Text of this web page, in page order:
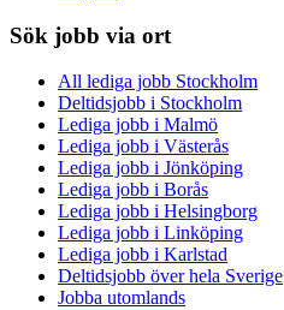
Sök jobb via ort
All lediga jobb Stockholm
Deltidsjobb i Stockholm
Lediga jobb i Malmö
Lediga jobb i Västerås
Lediga jobb i Jönköping
Lediga jobb i Borås
Lediga jobb i Helsingborg
Lediga jobb i Linköping
Lediga jobb i Karlstad
Deltidsjobb över hela Sverige
Jobba utomlands